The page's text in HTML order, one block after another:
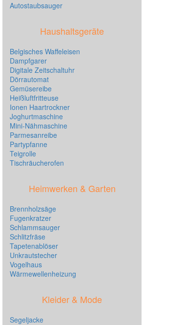
Autostaubsauger
Haushaltsgeräte
Belgisches Waffeleisen
Dampfgarer
Digitale Zeitschaltuhr
Dörrautomat
Gemüsereibe
Heißluftfritteuse
Ionen Haartrockner
Joghurtmaschine
Mini-Nähmaschine
Parmesanreibe
Partypfanne
Teigrolle
Tischräucherofen
Heimwerken & Garten
Brennholzsäge
Fugenkratzer
Schlammsauger
Schlitzfräse
Tapetenablöser
Unkrautstecher
Vogelhaus
Wärmewellenheizung
Kleider & Mode
Segeljacke